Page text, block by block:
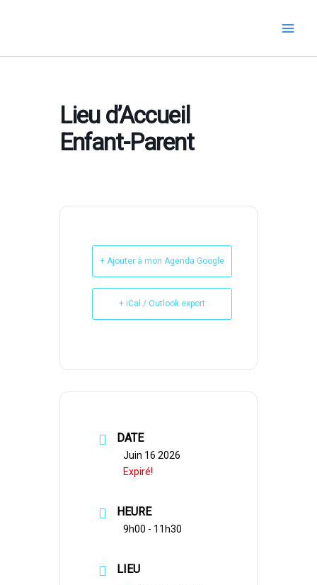
Lieu d’Accueil
Enfant-Parent
+ Ajouter à mon Agenda Google
+ iCal / Outlook export
DATE
Juin 16 2026
Expiré!
HEURE
9h00 - 11h30
LIEU